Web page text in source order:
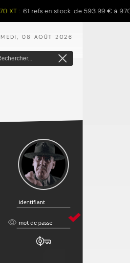
: 61 refs en stock de 593.99 € à
08 AOÛT 2026
identifiant
identifiant
mot
mot de passe